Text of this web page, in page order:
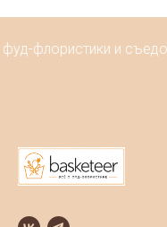
флористики и